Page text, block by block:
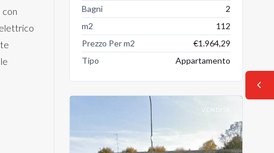
con
Bagni
2
m2
112
Prezzo Per m2
€1.964,29
Tipo
Appartamento
VENDITA